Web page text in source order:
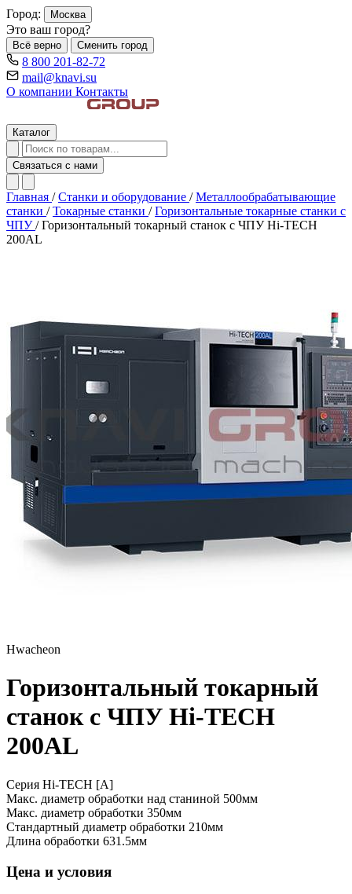
Город: Москва
Это ваш город?
Всё верно Сменить город
8 800 201-82-72
mail@knavi.su
О компании Контакты
Каталог
Связаться с нами
Главная / Станки и оборудование / Металлообрабатывающие
станки / Токарные станки / Горизонтальные токарные станки с
ЧПУ/ Горизонтальный токарный станок с ЧПУ Hi-TECH
200AL
Hwacheon
Горизонтальный токарный
станок с ЧПУ Hi-TECH
200AL
Серия Hi-TECH [A]
Макс. диаметр обработки над станиной 500мм
Макс. диаметр обработки 350мм
Стандартный диаметр обработки 210мм
Длина обработки 631.5мм
Цена и условия